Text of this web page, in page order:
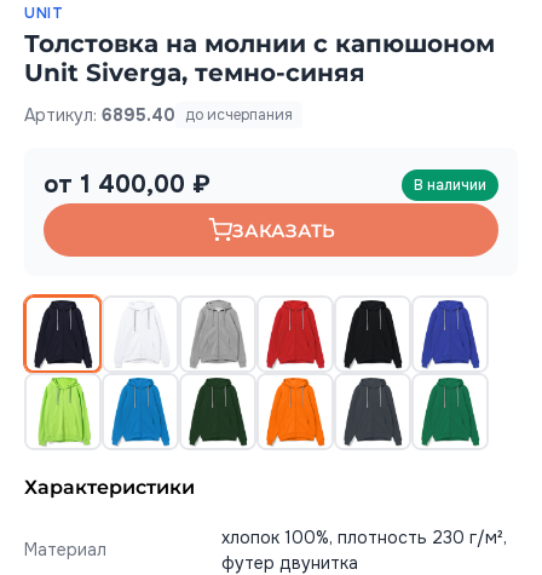
UNIT
Толстовка на молнии с капюшоном
Unit Siverga, темно-синяя
Артикул: 6895.40 до исчерпания
от 1 400,00 ₽ В наличии
ЗАКАЗАТЬ
Характеристики
Материал
хлопок 100%, плотность 230 г/м²,
футер двунитка